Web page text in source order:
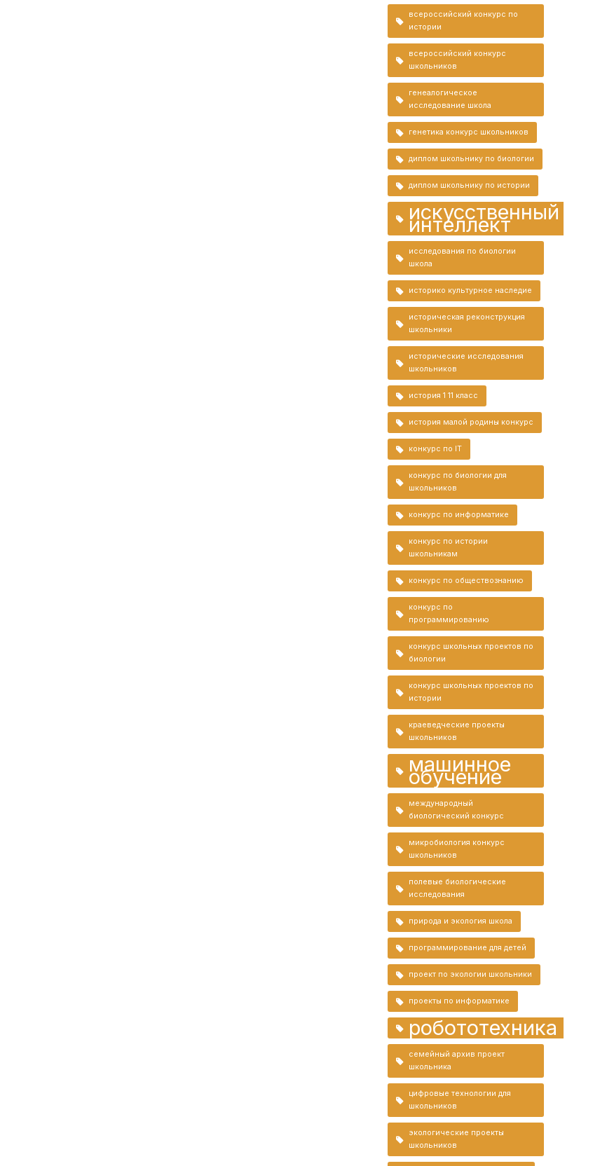
всероссийский конкурс по
истории
всероссийский конкурс
школьников
генеалогическое
исследование школа
генетика конкурс школьников
диплом школьнику по биологии
диплом школьнику по истории
искусственный
интеллект
исследования по биологии
школа
историко культурное наследие
историческая реконструкция
школьники
исторические исследования
школьников
история 1 11 класс
история малой родины конкурс
конкурс по IT
конкурс по биологии для
школьников
конкурс по информатике
конкурс по истории
школьникам
конкурс по обществознанию
конкурс по
программированию
конкурс школьных проектов по
биологии
конкурс школьных проектов по
истории
краеведческие проекты
школьников
машинное
обучение
международный
биологический конкурс
микробиология конкурс
школьников
полевые биологические
исследования
природа и экология школа
программирование для детей
проект по экологии школьники
проекты по информатике
робототехника
семейный архив проект
школьника
цифровые технологии для
школьников
экологические проекты
школьников